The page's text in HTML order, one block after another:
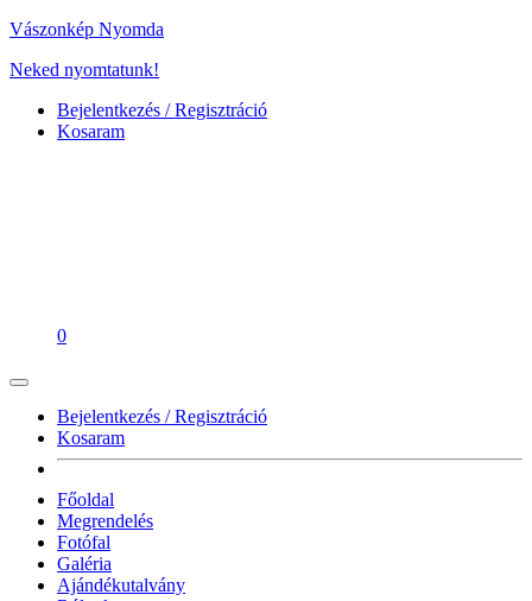
Vászonkép Nyomda
Neked nyomtatunk!
Bejelentkezés / Regisztráció
Kosaram
0
Bejelentkezés / Regisztráció
Kosaram
Főoldal
Megrendelés
Fotófal
Galéria
Ajándékutalvány